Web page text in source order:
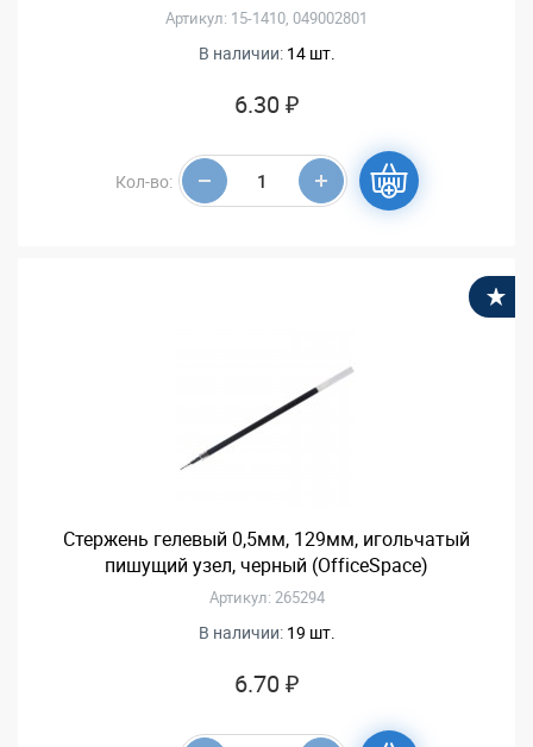
Артикул: 15-1410, 049002801
В наличии: 14 шт.
6.30 ₽
Кол-во:
Стержень гелевый 0,5мм, 129мм, игольчатый
пишущий узел, черный (OfficeSpace)
Артикул: 265294
В наличии: 19 шт.
6.70 ₽